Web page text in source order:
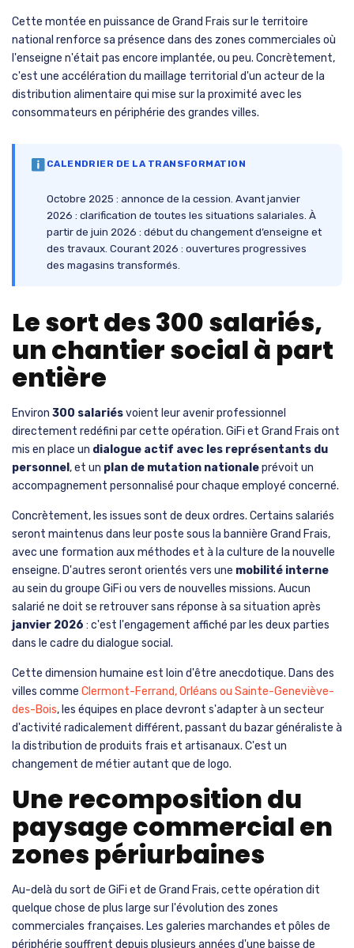
Cette montée en puissance de Grand Frais sur le territoire
national renforce sa présence dans des zones commerciales où
l'enseigne n'était pas encore implantée, ou peu. Concrètement,
c'est une accélération du maillage territorial d'un acteur de la
distribution alimentaire qui mise sur la proximité avec les
consommateurs en périphérie des grandes villes.
CALENDRIER DE LA TRANSFORMATION
Octobre 2025 : annonce de la cession. Avant janvier
2026 : clarification de toutes les situations salariales. À
partir de juin 2026 : début du changement d’enseigne et
des travaux. Courant 2026 : ouvertures progressives
des magasins transformés.
Le sort des 300 salariés,
un chantier social à part
entière
Environ 300 salariésvoient leur avenir professionnel
directement redéfini par cette opération. GiFi et Grand Frais ont
mis en place un dialogue actif avec les représentants du
personnel , et un plan de mutation nationaleprévoit un
accompagnement personnalisé pour chaque employé concerné.
Concrètement, les issues sont de deux ordres. Certains salariés
seront maintenus dans leur poste sous la bannière Grand Frais,
avec une formation aux méthodes et à la culture de la nouvelle
enseigne. D'autres seront orientés vers une mobilité interne
au sein du groupe GiFi ou vers de nouvelles missions. Aucun
salarié ne doit se retrouver sans réponse à sa situation après
janvier 2026 : c'est l'engagement affiché par les deux parties
dans le cadre du dialogue social.
Cette dimension humaine est loin d'être anecdotique. Dans des
villes comme Clermont-Ferrand, Orléans ou Sainte-Geneviève-
des-Bois, les équipes en place devront s'adapter à un secteur
d'activité radicalement différent, passant du bazar généraliste à
la distribution de produits frais et artisanaux. C'est un
changement de métier autant que de logo.
Une recomposition du
paysage commercial en
zones périurbaines
Au-delà du sort de GiFi et de Grand Frais, cette opération dit
quelque chose de plus large sur l'évolution des zones
commerciales françaises. Les galeries marchandes et pôles de
périphérie souffrent depuis plusieurs années d'une baisse de